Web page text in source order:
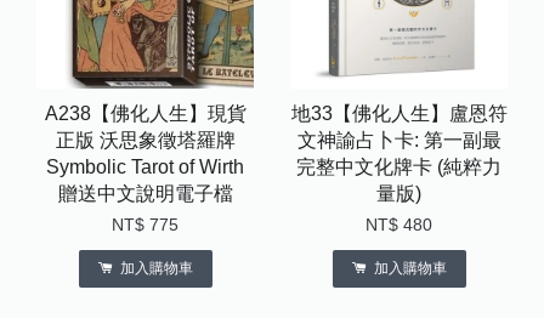
A238【佛化人生】現貨
正版 沃思象徵塔羅牌
Symbolic Tarot of Wirth
贈送中文說明電子檔
NT$ 775
加入購物車
地33【佛化人生】盧恩符
文神諭占卜卡: 第一副最
完整中文化牌卡 (純粹力
量版)
NT$ 480
加入購物車